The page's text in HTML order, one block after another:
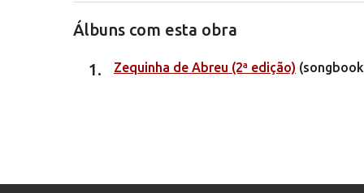
Álbuns com esta obra
Zequinha de Abreu (2ª edição)